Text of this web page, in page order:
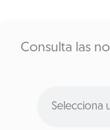
Consulta las
Selecciona